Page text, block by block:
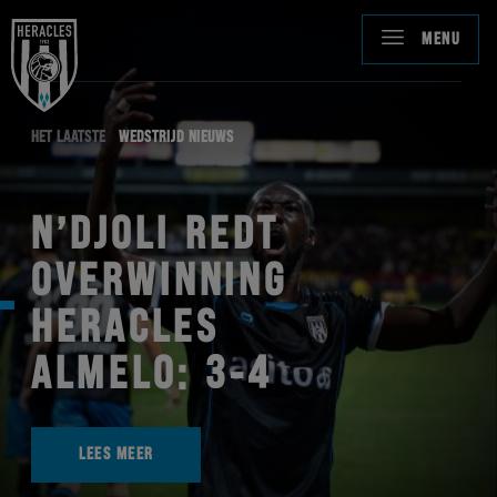
MENU
HET LAATSTE WEDSTRIJD NIEUWS
N’DJOLI REDT
OVERWINNING
HERACLES
ALMELO: 3-4
LEES MEER